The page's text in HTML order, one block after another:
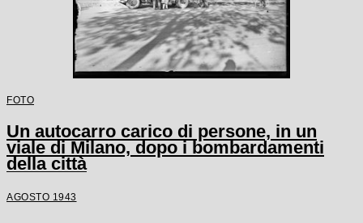
FOTO
Un autocarro carico di persone, in un
viale di Milano, dopo i bombardamenti
della città
AGOSTO 1943